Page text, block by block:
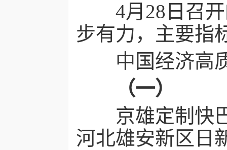
4月28日召开
步有力，主要指
中国经济高质
（一）
京雄定制快巴
河北雄安新区日